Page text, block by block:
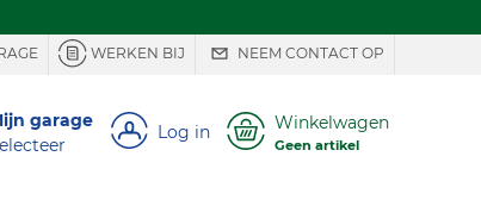
WERKEN BIJ NEEM CONTACT OP
garage
Log in Winkelwagen
Geen artikel